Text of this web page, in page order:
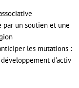
un soutien et une
les mutations :